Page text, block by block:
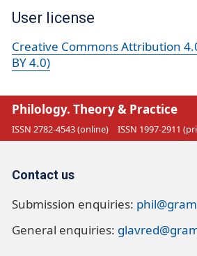
User license
Creative Commons Attribution
BY 4.0)
Philology. Theory & Practice
ISSN 2782-4543 (online) ISSN 1997-2911
Contact us
Submission enquiries:
General enquiries: